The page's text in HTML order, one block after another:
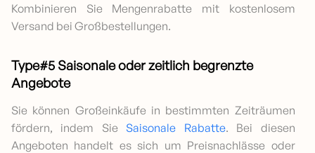
Kombinieren Sie Mengenrabatte mit kostenlosem
Versand bei Großbestellungen.
Type#5 Saisonale oder zeitlich begrenzte
Angebote
Sie können Großeinkäufe in bestimmten Zeiträumen
fördern, indem Sie Saisonale Rabatte. Bei diesen
Angeboten handelt es sich um Preisnachlässe oder